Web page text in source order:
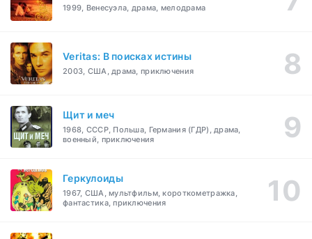
1999, Венесуэла, драма, мелодрама
Veritas: В поисках истины
2003, США, драма, приключения
Щит и меч
1968, СССР, Польша, Германия (ГДР), драма,
военный, приключения
Геркулоиды
1967, США, мультфильм, короткометражка,
фантастика, приключения